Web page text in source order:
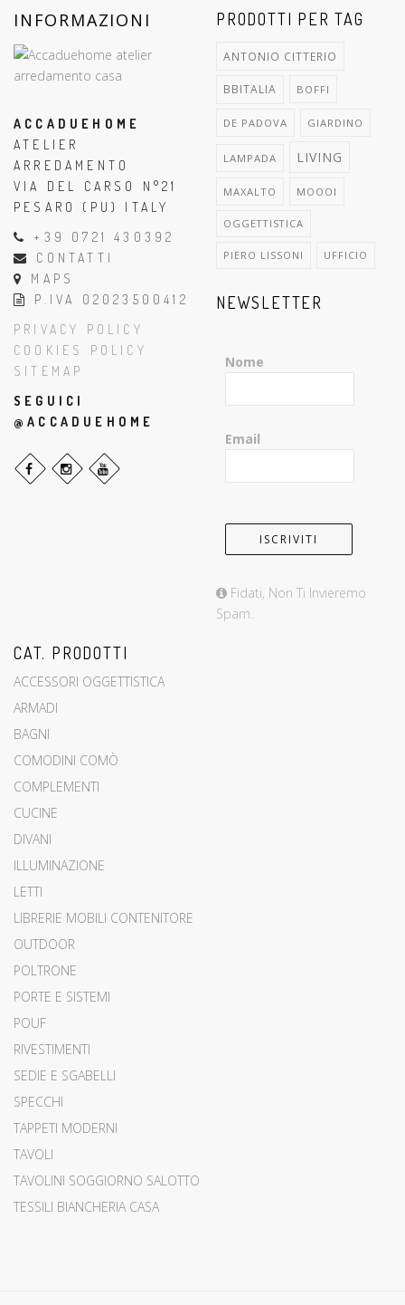
INFORMAZIONI
ACCADUEHOME
ATELIER
ARREDAMENTO
VIA DEL CARSO N°21
PESARO (PU) ITALY
+39 0721 430392
CONTATTI
MAPS
P.IVA 02023500412
PRIVACY POLICY
COOKIES POLICY
SITEMAP
SEGUICI
@ACCADUEHOME
PRODOTTI PER TAG
ANTONIO CITTERIO
BBITALIA BOFFI
DE PADOVA GIARDINO
LAMPADA LIVING
MAXALTO MOOOI
OGGETTISTICA
PIERO LISSONI UFFICIO
NEWSLETTER
Nome
Email
Fidati, Non Ti Invieremo
Spam.
CAT. PRODOTTI
ACCESSORI OGGETTISTICA
ARMADI
BAGNI
COMODINI COMÒ
COMPLEMENTI
CUCINE
DIVANI
ILLUMINAZIONE
LETTI
LIBRERIE MOBILI CONTENITORE
OUTDOOR
POLTRONE
PORTE E SISTEMI
POUF
RIVESTIMENTI
SEDIE E SGABELLI
SPECCHI
TAPPETI MODERNI
TAVOLI
TAVOLINI SOGGIORNO SALOTTO
TESSILI BIANCHERIA CASA